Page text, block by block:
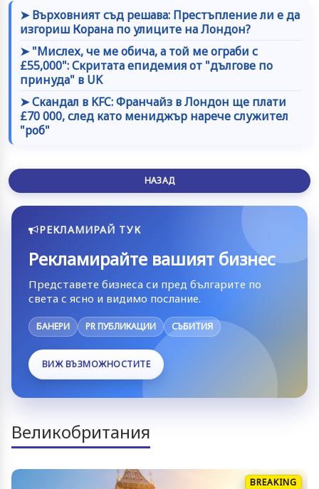
➤ Върховният съд решава: Престъпление ли е да
изгориш Корана по улиците на Лондон?
➤ "Мислех, че ме обича, а той ме ограби с
£55,000": Скритата епидемия от "дългове по
принуда" в UK
➤ Скандал в KFC: Франчайз в Лондон ще плати
£70 000, след като мениджър нарече служител
"роб"
НАЗАД
РЕКЛАМИРАЙ ТУК
Рекламирайте вашият бизнес
Представете бизнеса си пред българите по
света с ясно и видимо послание.
БАНЕРИ PR ПУБЛИКАЦИИ СЪБИТИЯ
ВИЖ ВЪЗМОЖНОСТИТЕ
Великобритания
BREAKING